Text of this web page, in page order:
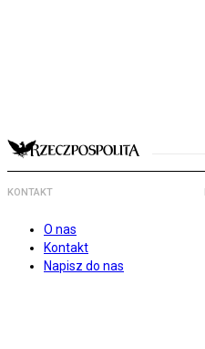
KONTAKT
O nas
Kontakt
Napisz do nas